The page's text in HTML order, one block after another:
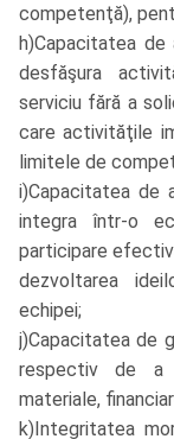
competenţă),
h)Capacitatea
desfăşura
serviciu fără a
care activităţile
limitele de
i)Capacitatea de
integra într-o
participare
dezvoltarea
echipei;
j)Capacitatea de
respectiv de a
materiale,
k)Integritatea